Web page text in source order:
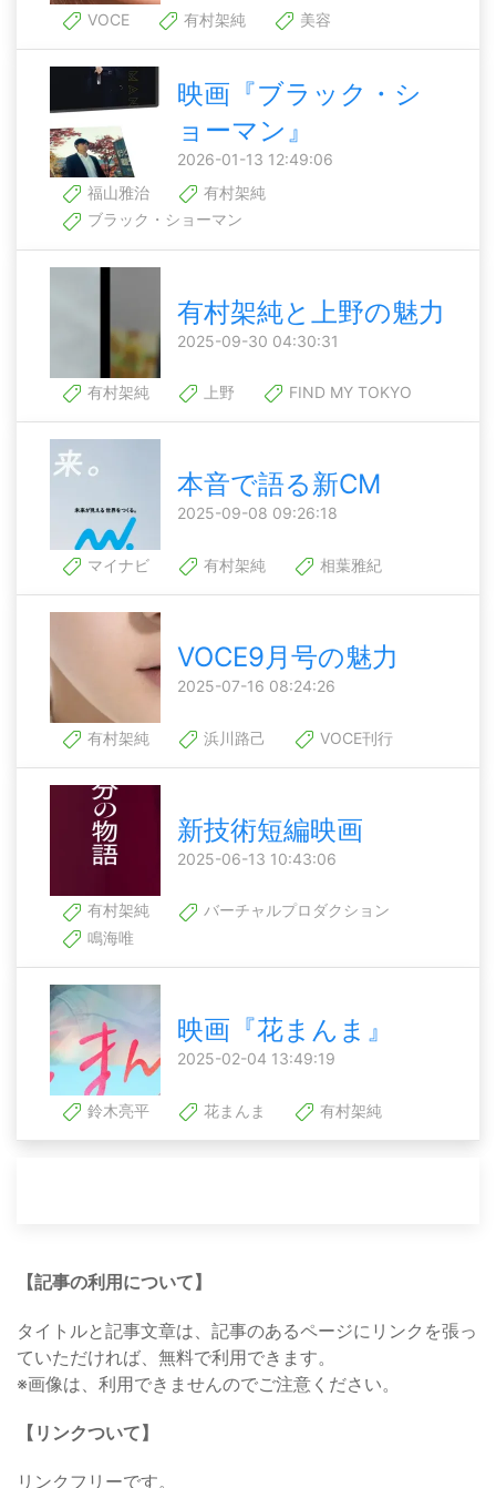
VOCE 有村架純 美容
映画『ブラック・シ
ョーマン』
2026-01-13 12:49:06
福山雅治
有村架純
ブラック・ショーマン
有村架純と上野の魅力
2025-09-30 04:30:31
有村架純 上野 FIND MY TOKYO
本音で語る新CM
2025-09-08 09:26:18
マイナビ 有村架純 相葉雅紀
VOCE9月号の魅力
2025-07-16 08:24:26
有村架純 浜川路己 VOCE刊行
新技術短編映画
2025-06-13 10:43:06
有村架純
バーチャルプロダクション
鳴海唯
映画『花まんま』
2025-02-04 13:49:19
鈴木亮平 花まんま 有村架純
【記事の利用について】
タイトルと記事文章は、記事のあるページにリンクを張っ
ていただければ、無料で利用できます。
※画像は、利用できませんのでご注意ください。
【リンクついて】
リンクフリーです。